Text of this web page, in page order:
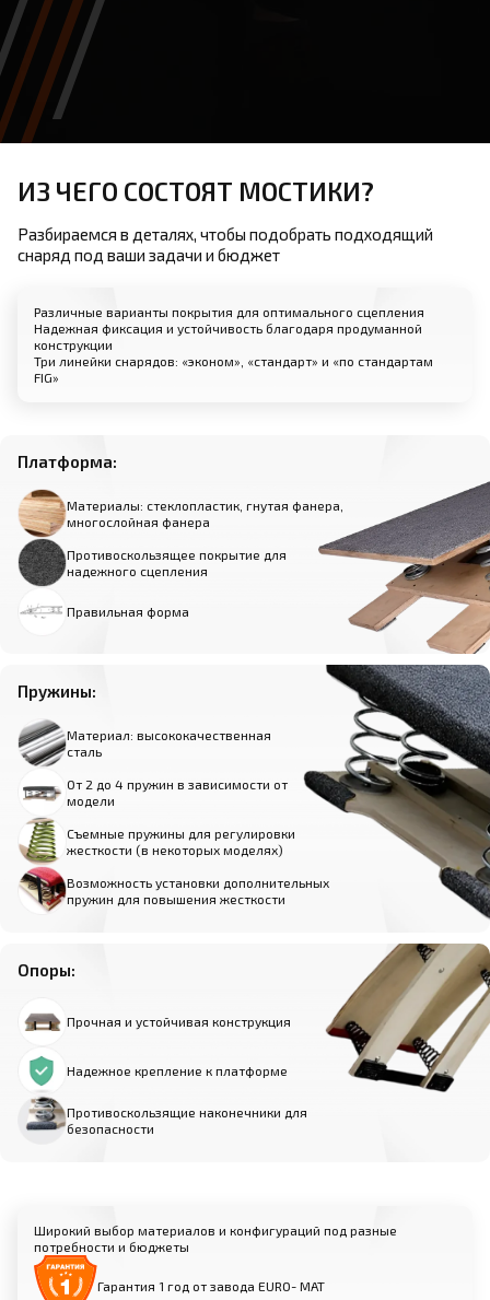
ИЗ ЧЕГО СОСТОЯТ МОСТИКИ?
Разбираемся в деталях, чтобы подобрать подходящий
снаряд под ваши задачи и бюджет
Различные варианты покрытия для оптимального сцепления
Надежная фиксация и устойчивость благодаря продуманной
конструкции
Три линейки снарядов: «эконом», «стандарт» и «по стандартам
FIG»
Платформа:
Материалы: стеклопластик, гнутая фанера,
многослойная фанера
Противоскользящее покрытие для
надежного сцепления
Правильная форма
Пружины:
Материал: высококачественная
сталь
От 2 до 4 пружин в зависимости от
модели
Съемные пружины для регулировки
жесткости (в некоторых моделях)
Возможность установки дополнительных
пружин для повышения жесткости
Опоры:
Прочная и устойчивая конструкция
Надежное крепление к платформе
Противоскользящие наконечники для
безопасности
Широкий выбор материалов и конфигураций под разные
потребности и бюджеты
Гарантия 1 год от завода EURO- МАТ